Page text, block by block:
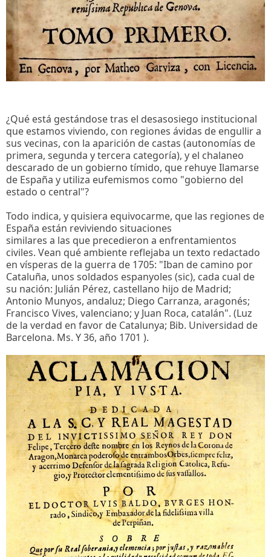
¿Qué está gestándose tras el desasosiego institucional
que estamos viviendo, con regiones ávidas de engullir a
sus vecinas, con la aparición de castas (autonomías de
primera, segunda y tercera categoría), y el chalaneo
descarado de un gobierno tímido, que rehuye Ilamarse
de España y utiliza eufemismos como "gobierno del
estado o central"?
Todo indica, y quisiera equivocarme, que las regiones de
España están reviviendo situaciones
similares a las que precedieron a enfrentamientos
civiles. Vean qué ambiente reflejaba un texto redactado
en vísperas de la guerra de 1705: "Iban de camino por
Cataluña, unos soldados espanyoles (sic), cada cual de
su nación: Julián Pérez, castellano hijo de Madrid;
Antonio Munyos, andaluz; Diego Carranza, aragonés;
Francisco Vives, valenciano; y Juan Roca, catalán". (Luz
de la verdad en favor de Catalunya; Bib. Universidad de
Barcelona. Ms. Y 36, año 1701 ).